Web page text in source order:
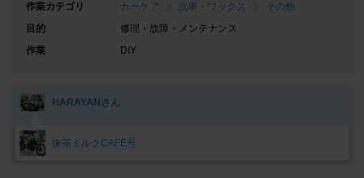
作業カテゴリ
カーケア 洗車・ワックス
その他
目的
修理・故障・メンテナンス
作業
DIY
HARAYANさん
抹茶ミルクCAFE号